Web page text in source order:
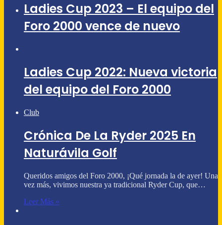
Ladies Cup 2023 – El equipo del
Foro 2000 vence de nuevo
Ladies Cup 2022: Nueva victoria
del equipo del Foro 2000
Club
Crónica De La Ryder 2025 En
Naturávila Golf
Queridos amigos del Foro 2000, ¡Qué jornada la de ayer! Una
vez más, vivimos nuestra ya tradicional Ryder Cup, que…
Leer Más »